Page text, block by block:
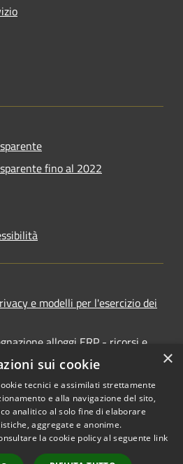
fino al 2022
e modelli per l'esercizio dei
alloggi ERP - ricorsi e
Copyright © 2026 • Comune di
Ancona • Powered by
×
sui cookie
tecnici e assimilati strettamente
e alla navigazione del sito,
analitico al solo fine di elaborare
aggregate e anonime.
la cookie policy al seguente link